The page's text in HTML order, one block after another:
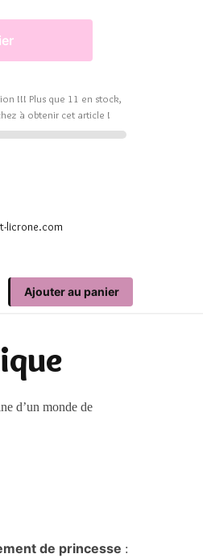
!!! Plus que 11 en stock,
à obtenir cet article !
Ajouter au panier
d’un monde de
de princesse :